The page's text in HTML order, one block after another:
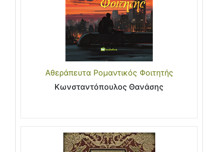
Αθεράπευτα Ρομαντικός Φοιτητής
Κωνσταντόπουλος Θανάσης